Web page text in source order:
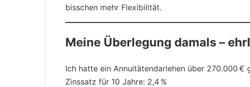
bisschen mehr Flexibilität.
Meine Überlegung damals –
Ich hatte ein Annuitätendarlehen über 270.000 €
Zinssatz für 10 Jahre: 2,4 %